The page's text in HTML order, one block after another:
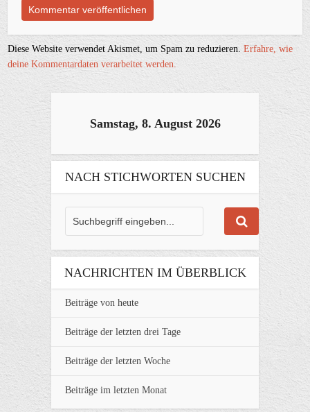
Diese Website verwendet Akismet, um Spam zu reduzieren.Erfahre, wie
deine Kommentardaten verarbeitet werden.
Samstag, 8. August 2026
NACH STICHWORTEN SUCHEN
NACHRICHTEN IM ÜBERBLICK
Beiträge von heute
Beiträge der letzten drei Tage
Beiträge der letzten Woche
Beiträge im letzten Monat